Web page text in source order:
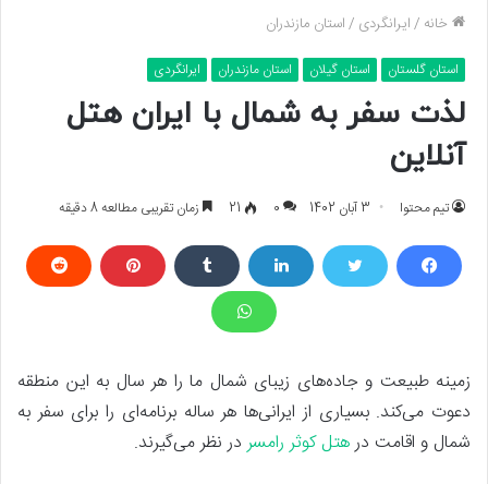
خانه /ایرانگردی /استان مازندران
استان گلستان استان گیلان استان مازندران ایرانگردی
لذت سفر به شمال با ایران هتل
آنلاین
تیم محتوا 3 آبان 1402 0
21 زمان تقریبی مطالعه 8 دقیقه
زمینه طبیعت و جاده‌های زیبای شمال ما را هر سال به این منطقه
دعوت می‌کند. بسیاری از ایرانی‌ها هر ساله برنامه‌ای را برای سفر به
شمال و اقامت درهتل کوثر رامسردر نظر می‌گیرند.